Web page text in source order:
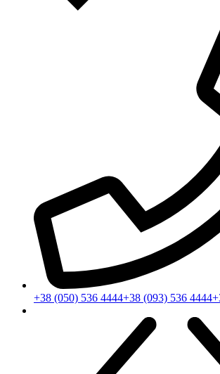
+38 (050) 536 4444+38 (093) 536 4444